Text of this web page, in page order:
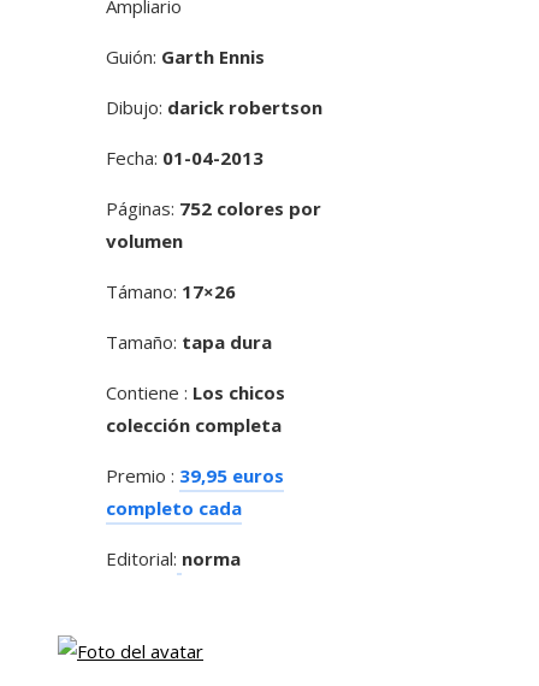
Ampliario
Guión: Garth Ennis
Dibujo: darick robertson
Fecha: 01-04-2013
Páginas: 752 colores por
volumen
Támano: 17×26
Tamaño: tapa dura
Contiene : Los chicos
colección completa
Premio : 39,95 euros
completo cada
Editorial: norma